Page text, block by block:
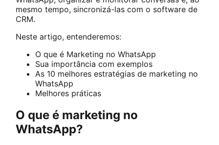
mesmo tempo, sincronizá-las com o software de
CRM.
Neste artigo, entenderemos:
O que é Marketing no WhatsApp
Sua importância com exemplos
As 10 melhores estratégias de marketing no
WhatsApp
Melhores práticas
O que é marketing no
WhatsApp?